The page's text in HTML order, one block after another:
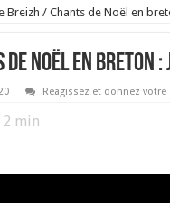
Breizh / Chants de Noël en
Noël en breton :
Réagissez et donnez votre
2 min